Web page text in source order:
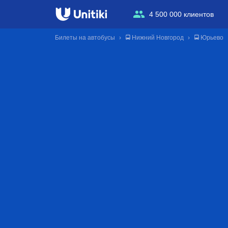
4 500 000 клиентов
Билеты на автобусы 🚍 Нижний Новгород 🚍 Юрьево